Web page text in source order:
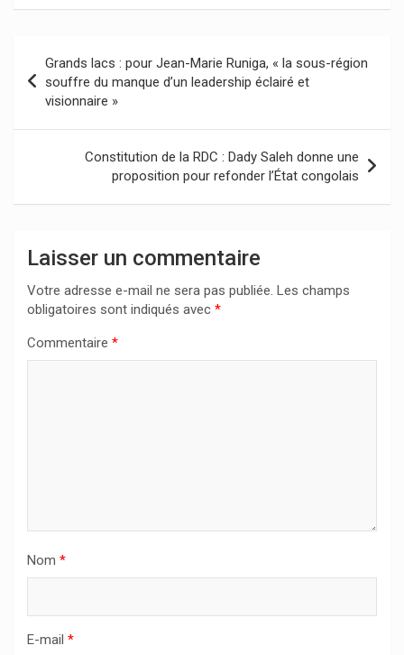
de
l’article
Grands lacs : pour Jean-Marie Runiga, « la sous-région
souffre du manque d’un leadership éclairé et
visionnaire »
Constitution de la RDC : Dady Saleh donne une
proposition pour refonder l’État congolais
Laisser un commentaire
Votre adresse e-mail ne sera pas publiée. Les champs
obligatoires sont indiqués avec *
Commentaire *
Nom *
E-mail *